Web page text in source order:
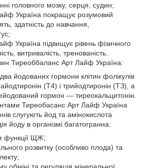
головного мозку, серця, судин;
Україна покращує розумовий
здатність до навчання,
Україна підвищує рівень фізичного
витривалість, тренованість.
Тиреоббаланс Арт Лайф Україна:
йодованих гормони клітин фолікулів
(Т4) і трийодтиронін (ТЗ), а
гормон — тиреокальцитонін.
Тиреобасанс Арт Лайф Україна
слугують йод та амінокислота
йоду в організмі багатогранна:
функції ЩЖ;
розвитку (особливо плода) та